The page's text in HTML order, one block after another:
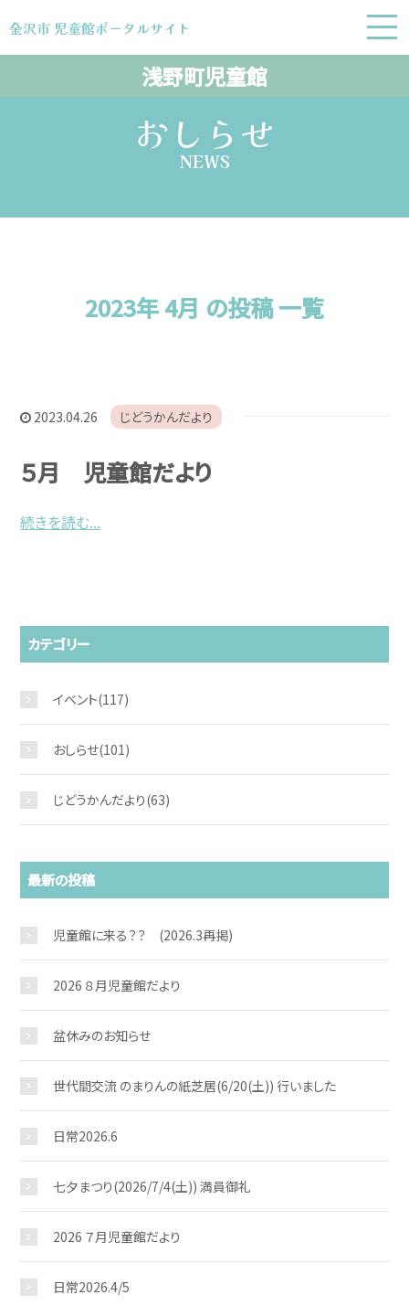
金沢市 児童館ポータルサイト
金沢市 児童館ポータルサイト
おしらせ
NEWS
2023年 4月 の投稿 一覧
2023.04.26 じどうかんだより
５月 児童館だより
続きを読む...
カテゴリー
イベント(117)
おしらせ(101)
じどうかんだより(63)
最新の投稿
児童館に来る？？ (2026.3再掲)
2026 ８月児童館だより
盆休みのお知らせ
世代間交流 のまりんの紙芝居(6/20(土)) 行いました
日常2026.6
七夕まつり(2026/7/4(土)) 満員御礼
2026 ７月児童館だより
日常2026.4/5
浅野町児童館